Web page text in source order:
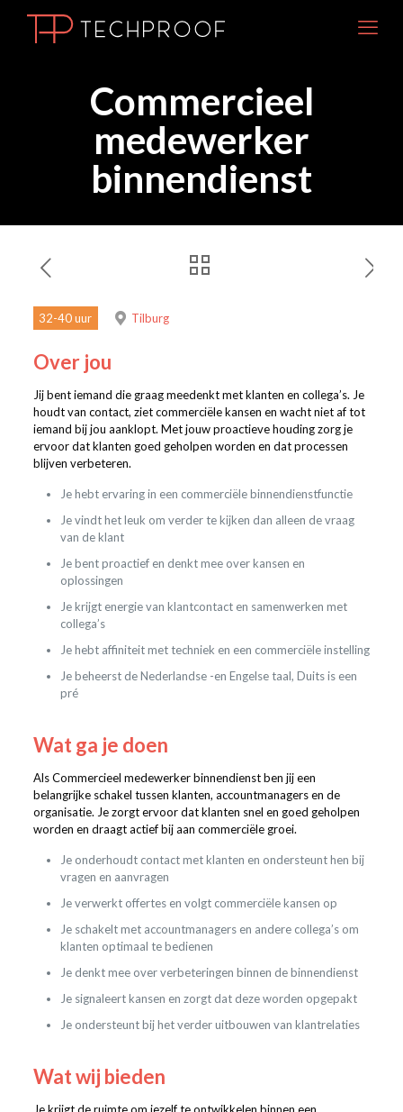
Commercieel
medewerker
binnendienst
32-40 uur Tilburg
Over jou
Jij bent iemand die graag meedenkt met klanten en collega’s. Je
houdt van contact, ziet commerciële kansen en wacht niet af tot
iemand bij jou aanklopt. Met jouw proactieve houding zorg je
ervoor dat klanten goed geholpen worden en dat processen
blijven verbeteren.
Je hebt ervaring in een commerciële binnendienstfunctie
Je vindt het leuk om verder te kijken dan alleen de vraag
van de klant
Je bent proactief en denkt mee over kansen en
oplossingen
Je krijgt energie van klantcontact en samenwerken met
collega’s
Je hebt affiniteit met techniek en een commerciële instelling
Je beheerst de Nederlandse -en Engelse taal, Duits is een
pré
Wat ga je doen
Als Commercieel medewerker binnendienst ben jij een
belangrijke schakel tussen klanten, accountmanagers en de
organisatie. Je zorgt ervoor dat klanten snel en goed geholpen
worden en draagt actief bij aan commerciële groei.
Je onderhoudt contact met klanten en ondersteunt hen bij
vragen en aanvragen
Je verwerkt offertes en volgt commerciële kansen op
Je schakelt met accountmanagers en andere collega’s om
klanten optimaal te bedienen
Je denkt mee over verbeteringen binnen de binnendienst
Je signaleert kansen en zorgt dat deze worden opgepakt
Je ondersteunt bij het verder uitbouwen van klantrelaties
Wat wij bieden
Je krijgt de ruimte om jezelf te ontwikkelen binnen een